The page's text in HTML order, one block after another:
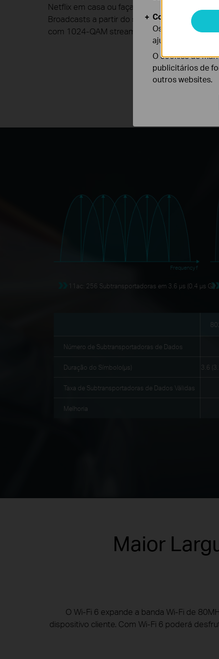
Netflix em casa ou faça live streams via Twitch
Broadcasts a partir do seu computador
com 1024-QAM streaming torna-se muito
Frequency f
11ac: 256 Subtransportadoras em 3.6 μs (0.4 μs GI)
Número de Subtransportadoras de Dados
Duração do Símbolo(μs) 3.6
Taxa de Subtransportadoras de Dados Válidas
Melhoria
Maior
O Wi-Fi 6 expande a banda Wi-Fi de
dispositivo cliente. Com Wi-Fi 6 poderá
Cookies de
Os cookies de
ajustar a
O cookies de
publicitários de
outros websites.